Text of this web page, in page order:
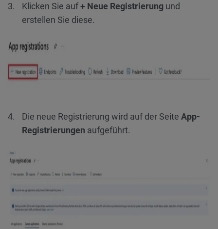
Klicken Sie auf+ Neue Registrierung und
erstellen Sie diese.
Die neue Registrierung wird auf der Seite App-
Registrierungen aufgeführt.